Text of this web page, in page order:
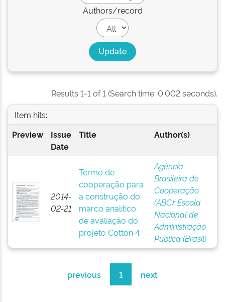
Authors/record
Results 1-1 of 1 (Search time: 0.002 seconds).
Item hits:
Preview
Issue
Date
Title Author(s)
2014-
02-21
Termo de
cooperação para
a construção do
marco analítico
de avaliação do
projeto Cotton 4
Agência
Brasileira de
Cooperação
(ABC);Escola
Nacional de
Administração
Pública (Brasil)
previous 1 next